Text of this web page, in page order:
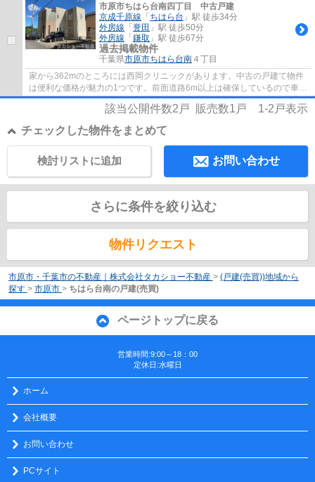
市原市ちはら台南四丁目 中古戸建
京成千原線 「 ちはら台 」駅 徒歩34分
外房線 「 誉田 」駅 徒歩50分
外房線 「 鎌取 」駅 徒歩67分
過去掲載物件
千葉県市原市ちはら台南 ４丁目
家から362mのところには西岡クリニックがあります。中古の戸建て物件
は便利な価格が魅力の1つです。前面道路6m以上は確保しているので車の
出し入れもラクラクです。市原市内の不動産情...
該当公開件数2 戸 販売数1 戸 1-2 戸表示
チェックした物件をまとめて
お問い合わせ
検討リストに追加
さらに条件を絞り込む
物件リクエスト
市原市・千葉市の不動産｜株式会社タカショー不動産 > (戸建(売買))地域から
探す > 市原市 > ちはら台南の戸建(売買)
ページトップに戻る
営業時間:9:00～18：00
定休日:水曜日
ホーム
会社概要
お問い合わせ
PCサイト